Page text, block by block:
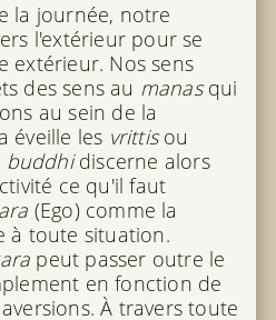
la journée, notre
l'extérieur pour se
extérieur. Nos sens
des sens au manasqui
au sein de la
éveille les vrittisou
buddhidiscerne alors
ce qu'il faut
(Ego) comme la
à toute situation.
peut passer outre le
en fonction de
À travers toute